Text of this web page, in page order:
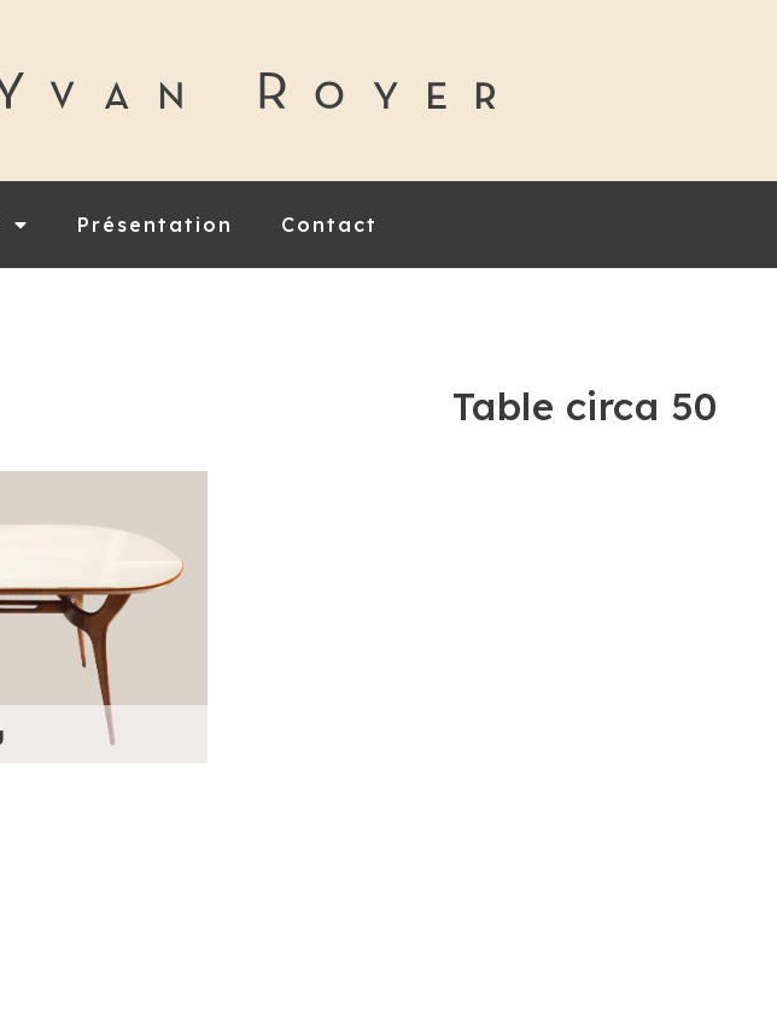
Présentation Contact
Table circa 50